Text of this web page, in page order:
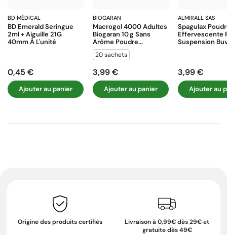
BD MÉDICAL
BD Emerald Seringue
2ml + Aiguille 21G
40mm À L'unité
Prix
0,45 €
Ajouter au panier
BIOGARAN
Macrogol 4000 Adultes
Biogaran 10 G Sans
Arôme Poudre...
20 sachets
Prix
3,99 €
Ajouter au panier
ALMIRALL SAS
Spagulax
Effervescente
Suspension
Prix
3,99 €
Ajouter au
Origine des produits certifiés
Livraison à 0,99€ dès 29€ et
gratuite dès 49€